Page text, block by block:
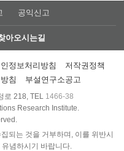
공익신고
아오시는길
정보처리방침
저작권정책
침
부설연구소공고
로 218, TEL 1466-38
Research Institute.
되는 것을 거부하며, 이를 위반시
념하시기 바랍니다.